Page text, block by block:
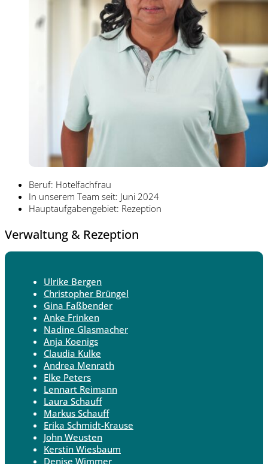
Beruf: Hotelfachfrau
In unserem Team seit: Juni 2024
Hauptaufgabengebiet: Rezeption
Verwaltung & Rezeption
Ulrike Bergen
Christopher Brüngel
Gina Faßbender
Anke Frinken
Nadine Glasmacher
Anja Koenigs
Claudia Kulke
Andrea Menrath
Elke Peters
Lennart Reimann
Laura Schauff
Markus Schauff
Erika Schmidt-Krause
John Weusten
Kerstin Wiesbaum
Denise Wimmer